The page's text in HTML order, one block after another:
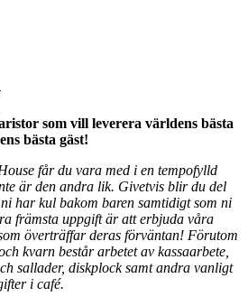
som vill leverera världens bästa
bästa gäst!
får du vara med i en tempofylld
är den andra lik. Givetvis blir du del
har kul bakom baren samtidigt som ni
främsta uppgift är att erbjuda våra
överträffar deras förväntan! Förutom
kvarn består arbetet av kassaarbete,
sallader, diskplock samt andra vanligt
i café.